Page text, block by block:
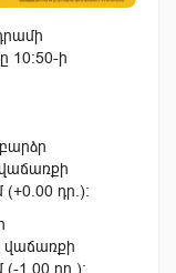
10:50-ի
(+0.00 դր.):
վաճառքի
(-1.00 դր.):